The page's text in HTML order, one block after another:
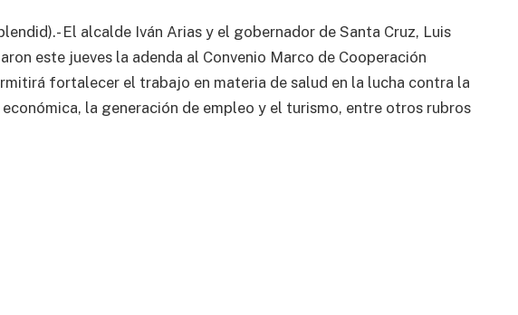
El alcalde Iván Arias y el gobernador de Santa Cruz, Luis
este jueves la adenda al Convenio Marco de Cooperación
fortalecer el trabajo en materia de salud en la lucha contra la
la generación de empleo y el turismo, entre otros rubros